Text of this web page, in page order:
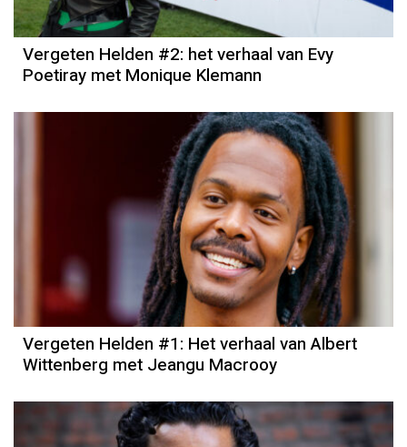
Vergeten Helden #2: het verhaal van Evy
Poetiray met Monique Klemann
Vergeten Helden #1: Het verhaal van Albert
Wittenberg met Jeangu Macrooy